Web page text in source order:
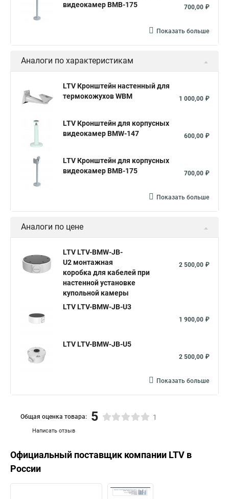
видеокамер BMB-175
700,00 ₽
Показать больше
Аналоги по характеристикам
LTV Кронштейн настенный для
термокожухов WBM
1 000,00 ₽
LTV Кронштейн для корпусных
видеокамер BMW-147
600,00 ₽
LTV Кронштейн для корпусных
видеокамер BMB-175
700,00 ₽
Показать больше
Аналоги по цене
LTV LTV-BMW-JB-
U2 монтажная
коробка для кабелей при
настенной установке
купольной камеры
2 500,00 ₽
LTV LTV-BMW-JB-U3
1 900,00 ₽
LTV LTV-BMW-JB-U5
2 500,00 ₽
Показать больше
Написать отзыв
Общая оценка товара: 5 1
Официальный поставщик компании LTV в
России